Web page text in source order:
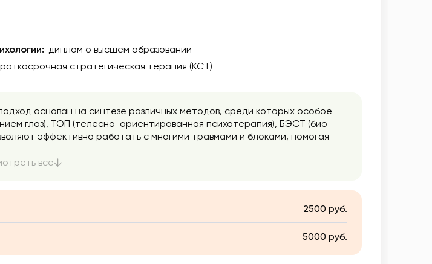
диплом о высшем образовании
стратегическая терапия (КСТ)
основан на синтезе различных методов, среди которых особое
глаз), ТОП (телесно-ориентированная психотерапия), БЭСТ (био-
эффективно работать с многими травмами и блоками, помогая
все
2500 руб.
5000 руб.